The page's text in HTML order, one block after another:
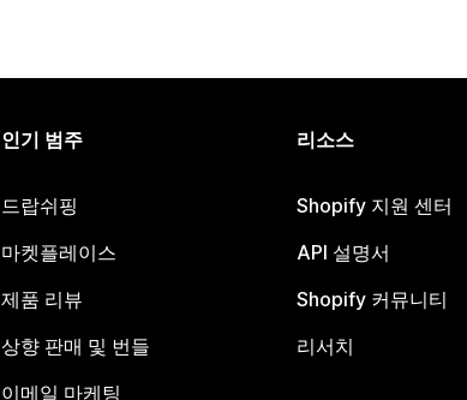
인기 범주
드랍쉬핑
마켓플레이스
제품 리뷰
상향 판매 및 번들
이메일 마케팅
리소스
Shopify 지원 센터
API 설명서
Shopify 커뮤니티
리서치